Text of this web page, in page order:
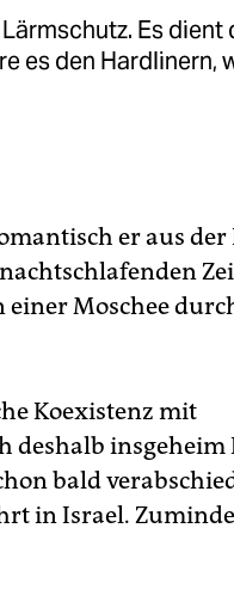
Es dient
es den Hardlinern,
er aus
Moschee
Koexistenz mit
deshalb
bald
in Israel.